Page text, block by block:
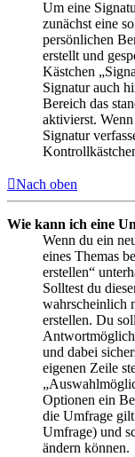
Um eine
zunächst eine
persönlichen
erstellt und
Kästchen
Signatur auch
Bereich das
aktivierst.
Signatur
Nach oben
Wie kann ich eine
Wenn du ein
eines Themas
erstellen“
Solltest du
wahrscheinlich
erstellen. Du
und dabei
eigenen Zeile
Optionen ein
die Umfrage
Umfrage) und
ändern können.